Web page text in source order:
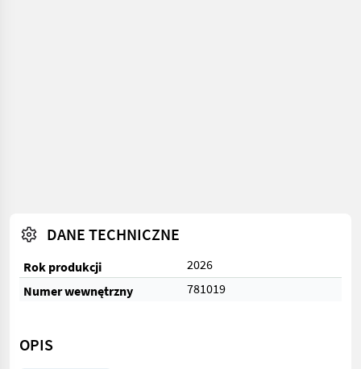
DANE TECHNICZNE
Rok produkcji
2026
Numer wewnętrzny
781019
OPIS